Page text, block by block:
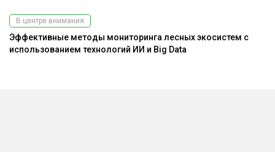
В центре внимания
Эффективные методы мониторинга лесных экосистем с
использованием технологий ИИ и Big Data